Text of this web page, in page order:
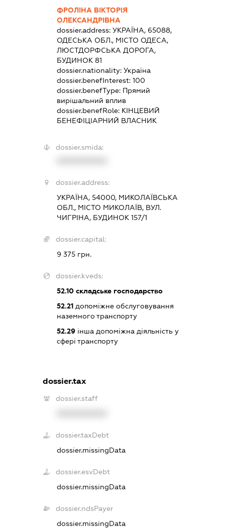
ФРОЛІНА ВІКТОРІЯ
ОЛЕКСАНДРІВНА
dossier.address:УКРАЇНА, 65088,
ОДЕСЬКА ОБЛ., МІСТО ОДЕСА,
ЛЮСТДОРФСЬКА ДОРОГА,
БУДИНОК 81
dossier.nationality:Україна
dossier.benefInterest:100
dossier.benefType: Прямий
вирішальний вплив
dossier.benefRole: КІНЦЕВИЙ
БЕНЕФІЦІАРНИЙ ВЛАСНИК
dossier.smida:
dossier.address:
УКРАЇНА, 54000, МИКОЛАЇВСЬКА
ОБЛ., МІСТО МИКОЛАЇВ, ВУЛ.
ЧИГРІНА, БУДИНОК 157/1
dossier.capital:
9 375 грн.
dossier.kveds:
52.10 складське господарство
52.21 допоміжне обслуговування
наземного транспорту
52.29 інша допоміжна діяльність у
сфері транспорту
dossier.tax
dossier.staff
dossier.taxDebt
dossier.missingData
dossier.esvDebt
dossier.missingData
dossier.ndsPayer
dossier.missingData